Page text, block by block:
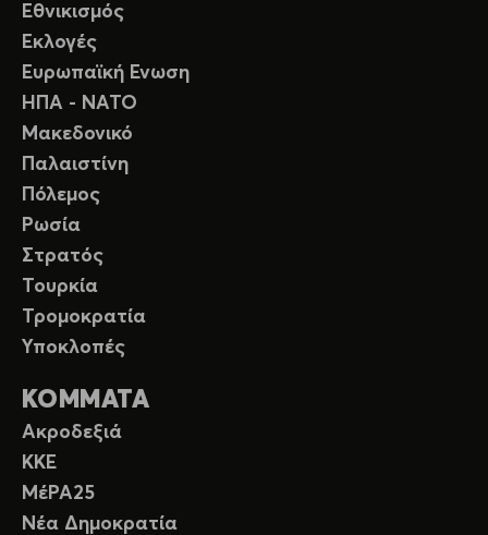
Εθνικισμός
Εκλογές
Ευρωπαϊκή Ενωση
ΗΠΑ - ΝΑΤΟ
Μακεδονικό
Παλαιστίνη
Πόλεμος
Ρωσία
Στρατός
Τουρκία
Τρομοκρατία
Υποκλοπές
ΚΟΜΜΑΤΑ
Ακροδεξιά
ΚΚΕ
ΜέΡΑ25
Νέα Δημοκρατία